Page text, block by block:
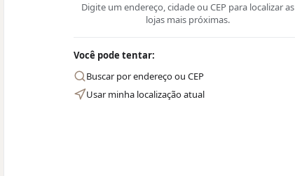
Digite um endereço, cidade ou CEP para localizar as
lojas mais próximas.
Você pode tentar:
Buscar por endereço ou CEP
Usar minha localização atual